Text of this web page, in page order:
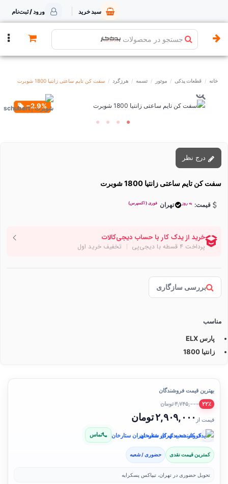
سبد خرید ورود / ثبت‌نام
جستجو در محصولات
خانه قطعات یدکی موتور تسمه هرزگرد سفت کن تایم ساعتی زانتیا 1800 شوبرت
‎−2.9%
سفت کن تایم ساعتی زانتیا 1800 شوبرت
قیمت: به روز تهران فوری ( اکسپرس)
بررسی سازگاری
مناسب
پارس ELX
زانتیا 1800
بهترین قیمت فروشندگان
۲۲٪ ۳,۷۴۵,۰۰۰ تومان
قیمت از ۲,۹۰۹,۰۰۰ تومان
فروشنده: یدک کار شعبه تهران ستارخان تماس
کمترین قیمت نقدی حضوری / شعبه
تحویل حضوری در تهران، تیپاکس پسکرایه